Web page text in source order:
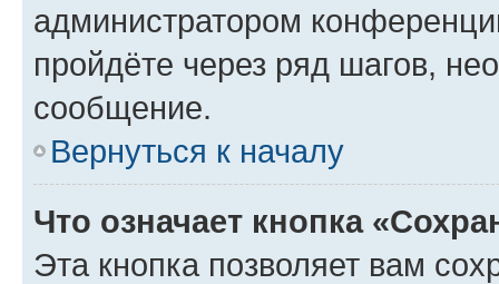
администратором
пройдёте через ряд шагов,
сообщение.
Вернуться к началу
Что означает кнопка
Эта кнопка позволяет вам